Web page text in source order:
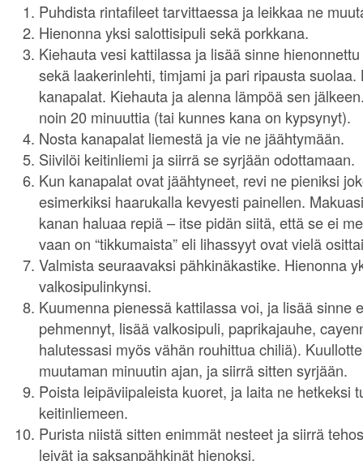
Puhdista rintafileet tarvittaessa ja leikkaa ne
Hienonna yksi salottisipuli sekä porkkana.
Kiehauta vesi kattilassa ja lisää sinne
sekä laakerinlehti, timjami ja pari ripausta suolaa.
kanapalat. Kiehauta ja alenna lämpöä sen
noin 20 minuuttia (tai kunnes kana on kypsynyt).
Nosta kanapalat liemestä ja vie ne jäähtymään.
Siivilöi keitinliemi ja siirrä se syrjään odottamaan.
Kun kanapalat ovat jäähtyneet, revi ne pieniksi
esimerkiksi haarukalla kevyesti painellen.
kanan haluaa repiä – itse pidän siitä, että se ei
vaan on “tikkumaista” eli lihassyyt ovat vielä
Valmista seuraavaksi pähkinäkastike. Hienonna
valkosipulinkynsi.
Kuumenna pienessä kattilassa voi, ja lisää sinne
pehmennyt, lisää valkosipuli, paprikajauhe,
halutessasi myös vähän rouhittua chiliä).
muutaman minuutin ajan, ja siirrä sitten syrjään.
Poista leipäviipaleista kuoret, ja laita ne hetkeksi
keitinliemeen.
Purista niistä sitten enimmät nesteet ja siirrä
leivät ja saksanpähkinät hienoksi.